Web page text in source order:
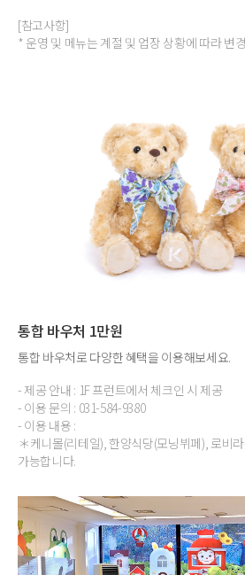
[참고사항]
* 운영 및 메뉴는 계절 및 업장 상황에 따라 변
통합 바우처 1만원
통합 바우처로 다양한 혜택을 이용해보세요.
- 제공 안내 : 1F 프런트에서 체크인 시 제공
- 이용 문의 : 031-584-9380
- 이용 내용 :
＊케니몰(리테일), 한양식당(모닝뷔페), 로비
가능합니다.